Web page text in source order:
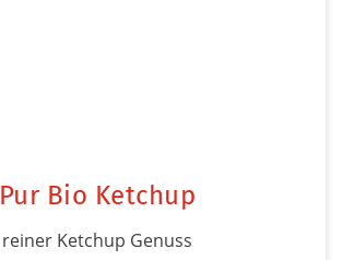
Pur Bio Ketchup
reiner Ketchup Genuss